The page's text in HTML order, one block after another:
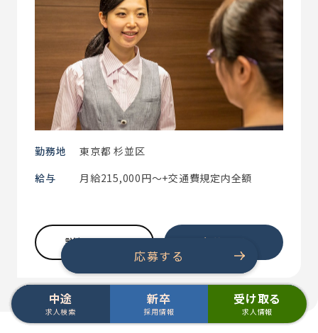
中途
求人検索
新卒
採用情報
受け取る
求人情報
応募する
応募する
勤務地
東京都 杉並区
給与
月給215,000円～+交通費規定内全額
詳細を見る 応募する
中途 求人検索 新卒 採用情報
中途 求人検索 新卒 採用情報
中途 求人検索 新卒 採用情報
中途 求人検索 新卒 採用情報
中途 求人検索 新卒 採用情報
中途 求人検索 新卒 採用情報
中途 求人検索 新卒 採用情報
中途 求人検索 新卒 採用情報